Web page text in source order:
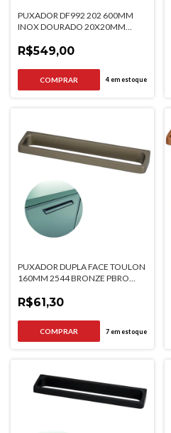
PUXADOR DF992 202 600MM
INOX DOURADO 20X20MM
R$549,00
4em estoque
PUXADOR DUPLA FACE TOULON
160MM 2544 BRONZE PBRO
R$61,30
7em estoque